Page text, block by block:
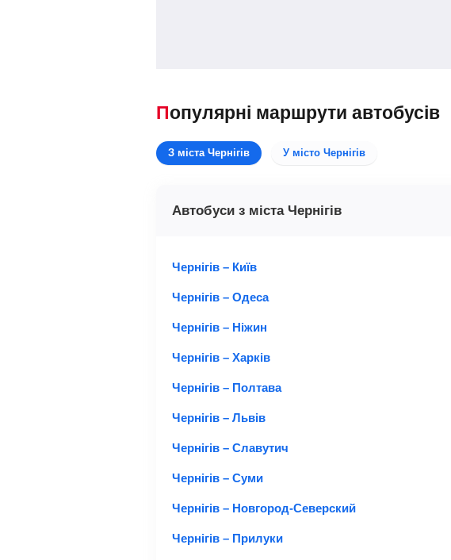
Популярні маршрути автобусів
З міста Чернігів У місто Чернігів
Автобуси з міста Чернігів
Чернігів – Київ
Чернігів – Одеса
Чернігів – Ніжин
Чернігів – Харків
Чернігів – Полтава
Чернігів – Львів
Чернігів – Славутич
Чернігів – Суми
Чернігів – Новгород-Северский
Чернігів – Прилуки